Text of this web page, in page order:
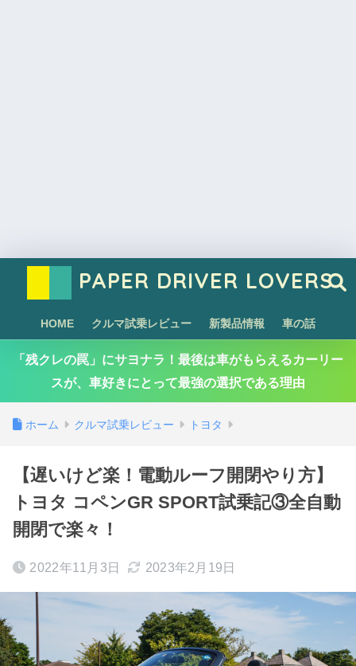
PAPER DRIVER LOVERS
HOME クルマ試乗レビュー 新製品情報 車の話
「残クレの罠」にサヨナラ！最後は車がもらえるカーリー
スが、車好きにとって最強の選択である理由
ホーム クルマ試乗レビュー トヨタ
【遅いけど楽！電動ルーフ開閉やり方】
トヨタ コペンGR SPORT試乗記③全自動
開閉で楽々！
2022年11月3日 2023年2月19日